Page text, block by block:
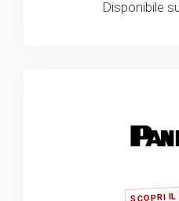
Disponibile
SCOPRI